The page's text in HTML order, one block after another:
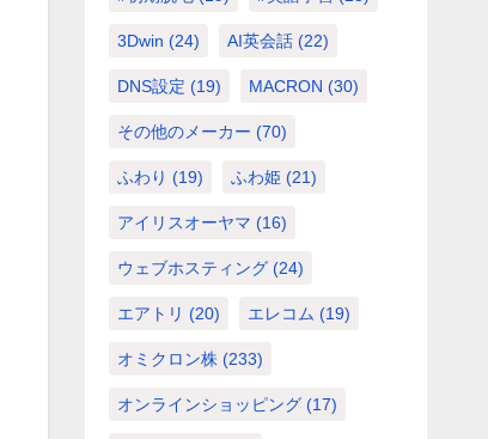
3Dwin (24) AI英会話(22)
DNS設定 (19) MACRON (30)
その他のメーカー (70)
ふわり (19) ふわ姫(21)
アイリスオーヤマ (16)
ウェブホスティング(24)
エアトリ (20) エレコム (19)
オミクロン株(233)
オンラインショッピング(17)